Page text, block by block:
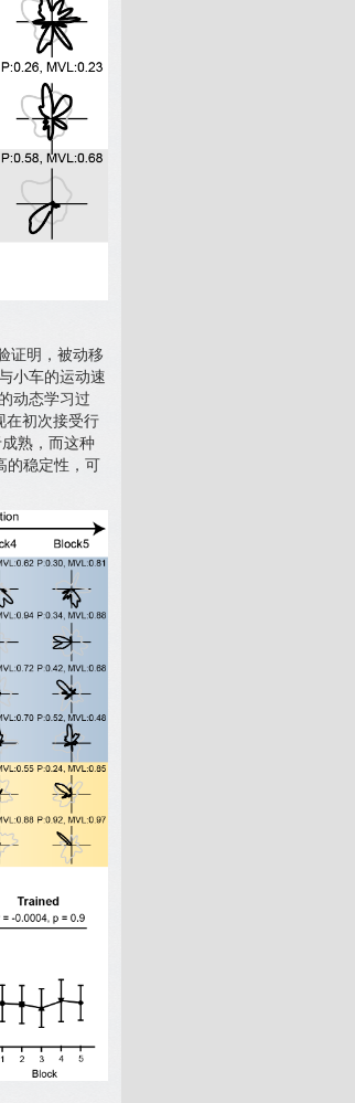
证明，被动移
小车的运动速
动态学习过
在初次接受行
熟，而这种
的稳定性，可